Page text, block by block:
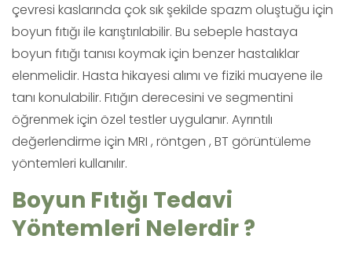
çevresi kaslarında çok sık şekilde spazm oluştuğu için
boyun fıtığı ile karıştırılabilir. Bu sebeple hastaya
boyun fıtığı tanısı koymak için benzer hastalıklar
elenmelidir. Hasta hikayesi alımı ve fiziki muayene ile
tanı konulabilir. Fıtığın derecesini ve segmentini
öğrenmek için özel testler uygulanır. Ayrıntılı
değerlendirme için MRI , röntgen , BT görüntüleme
yöntemleri kullanılır.
Boyun Fıtığı Tedavi
Yöntemleri Nelerdir ?